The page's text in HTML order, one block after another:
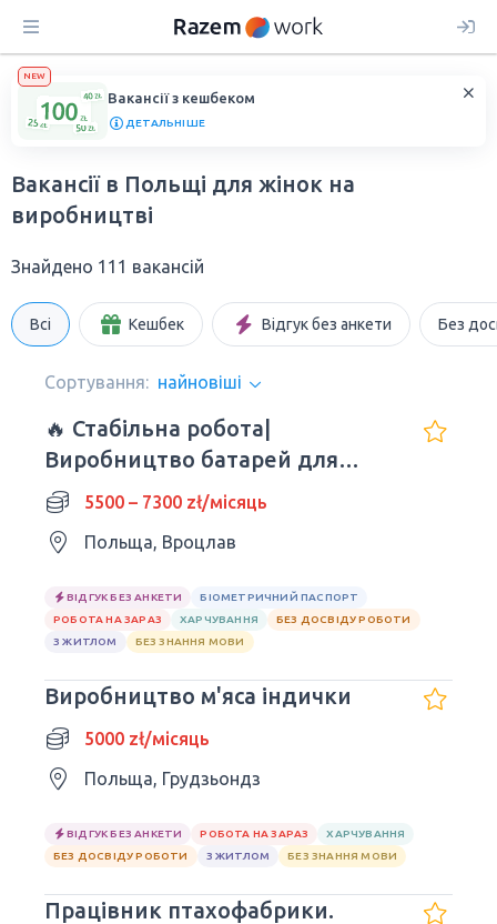
NEW
Вакансії з кешбеком
ДЕТАЛЬНІШЕ
Вакансії в Польщі для жінок на
виробництві
Знайдено 111 вакансій
Всі Кешбек Відгук без анкети Без
Сортування: найновіші
🔥 Стабільна робота|
Bиробництвo батарей для
авто| Wrocław
5500 – 7300 zł/місяць
Польща, Вроцлав
ВІДГУК БЕЗ АНКЕТИ
БІОМЕТРИЧНИЙ ПАСПОРТ
РОБОТА НА ЗАРАЗ
ХАРЧУВАННЯ
БЕЗ ДОСВІДУ РОБОТИ
З ЖИТЛОМ
БЕЗ ЗНАННЯ МОВИ
Виробництво м'яса індички
5000 zł/місяць
Польща, Грудзьондз
ВІДГУК БЕЗ АНКЕТИ РОБОТА НА ЗАРАЗ
ХАРЧУВАННЯ
БЕЗ ДОСВІДУ РОБОТИ
З ЖИТЛОМ БЕЗ ЗНАННЯ МОВИ
Працівник птахофабрики.